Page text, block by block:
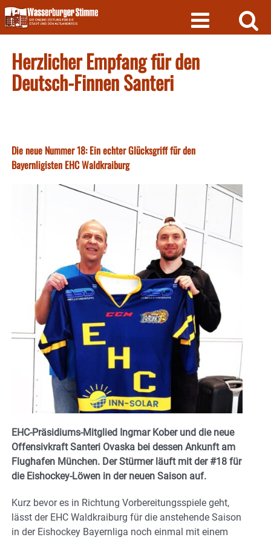
Skip
to
content
Herzlicher Empfang für den
Deutsch-Finnen Santeri
Die neue Nummer 18: Ein echter Glücksgriff für den
Bayernligisten EHC Waldkraiburg
EHC-Präsidiums-Mitglied Ingmar Kober und die neue
Offensivkraft Santeri Ovaska bei dessen Ankunft am
Flughafen München. Der Stürmer läuft mit der #18 für
die Eishockey-Löwen in der neuen Saison auf.
Kurz bevor es in Richtung Vorbereitungsspiele geht,
lässt der EHC Waldkraiburg für die anstehende Saison
in der Eishockey Bayernliga noch einmal mit einem